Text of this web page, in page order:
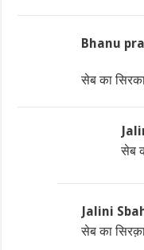
Bhanu
सेब का
सेब
Jalini
सेब का